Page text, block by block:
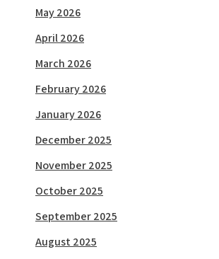
May 2026
April 2026
March 2026
February 2026
January 2026
December 2025
November 2025
October 2025
September 2025
August 2025